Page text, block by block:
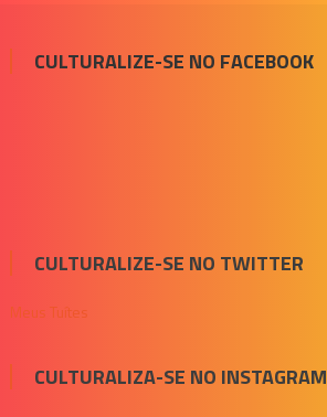
CULTURALIZE-SE NO FACEBOOK
CULTURALIZE-SE NO TWITTER
Meus Tuítes
CULTURALIZA-SE NO INSTAGRAM